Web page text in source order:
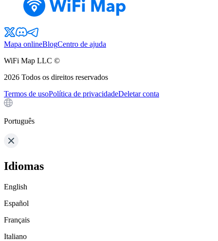
Mapa onlineBlogCentro de ajuda
WiFi Map LLC ©
2026 Todos os direitos reservados
Termos de usoPolítica de privacidadeDeletar conta
Português
Idiomas
English
Español
Français
Italiano